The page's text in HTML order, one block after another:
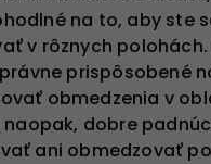
na to, aby ste
v rôznych
prispôsobené
obmedzenia v
naopak, dobre
ani obmedzovať